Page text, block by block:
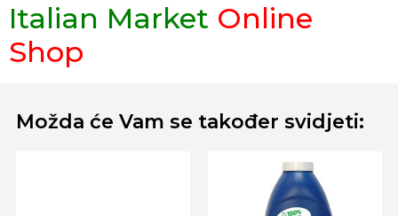
Italian Market Online
Shop
Možda će Vam se također svidjeti: